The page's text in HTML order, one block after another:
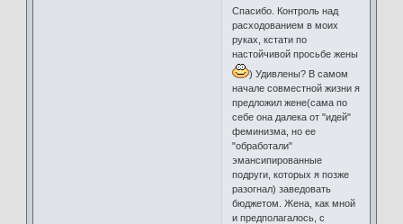
Спасибо. Контроль над
расходованием в моих
руках, кстати по
настойчивой просьбе жены
) Удивлены? В самом
начале совместной жизни я
предложил жене(сама по
себе она далека от "идей"
феминизма, но ее
"обработали"
эмансипированные
подруги, которых я позже
разогнал) заведовать
бюджетом. Жена, как мной
и предполагалось, с